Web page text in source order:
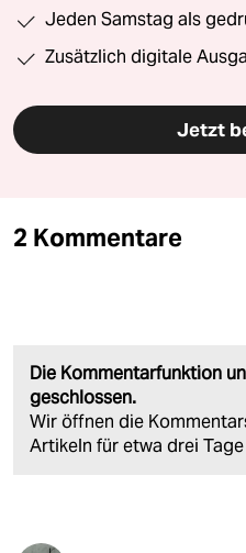
Jeden Samstag als
Zusätzlich digitale
Jetzt
2 Kommentare
Die Kommentarfunktion
geschlossen.
Wir öffnen die
Artikeln für etwa drei Tage